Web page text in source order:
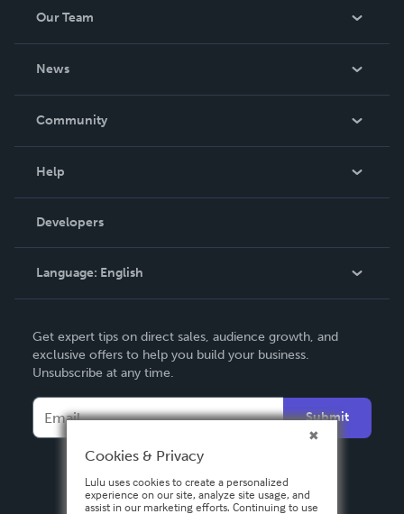
Our Team
News
In The News
Community
Podcast
Help
Order Lookup
Knowledge Base
Contact Support
Developers
Language: English
Deutsch
Français
Español
Get expert tips on direct sales, audience growth, and
exclusive offers to help you build your business.
Unsubscribe at any time.
Submit
Cookies & Privacy
Lulu uses cookies to create a personalized
experience on our site, analyze site usage, and
assist in our marketing efforts. Continuing to use